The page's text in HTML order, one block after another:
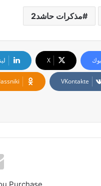
مذكرات حاشد2
‫X
Purchase